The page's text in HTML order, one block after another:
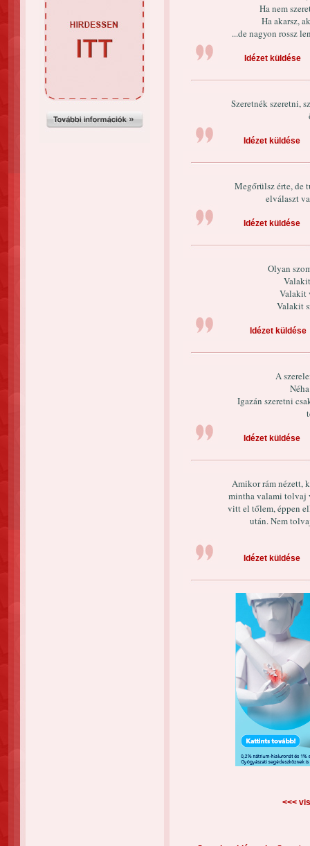
Ha nem
Ha akarsz,
...de nagyon rossz
Idézet küldése
Szeretnék szeretni,
Idézet küldése
Megőrülsz érte, de
elválaszt
Idézet küldése
Olyan
Valakit
Valakit
Idézet küldése
A
Igazán szeretni
Idézet küldése
Amikor rám nézett,
mintha valami tolvaj
vitt el tőlem, éppen
után. Nem
Idézet küldése
<<<